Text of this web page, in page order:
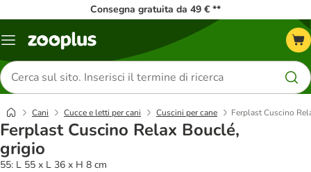
Consegna gratuita da 49 € **
Overview
Cerca
prodotti
Cani Cucce e letti per cani Cuscini per cane Ferplast Cuscino
Ferplast Cuscino Relax Bouclé,
grigio
55: L 55 x L 36 x H 8 cm